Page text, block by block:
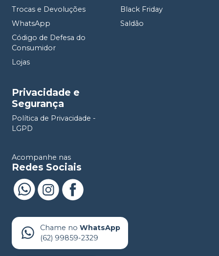
Trocas e Devoluções
WhatsApp
Código de Defesa do
Consumidor
Lojas
Black Friday
Saldão
Privacidade e
Segurança
Política de Privacidade -
LGPD
Acompanhe nas
Redes Sociais
Chame no WhatsApp
(62) 99859-2329